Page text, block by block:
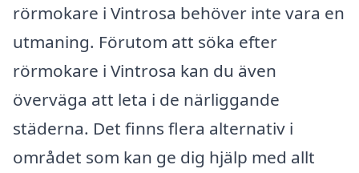
rörmokare i Vintrosa behöver inte vara en
utmaning. Förutom att söka efter
rörmokare i Vintrosa kan du även
överväga att leta i de närliggande
städerna. Det finns flera alternativ i
området som kan ge dig hjälp med allt